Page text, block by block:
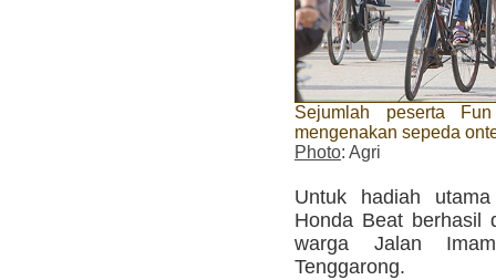
Sejumlah peserta
mengenakan sepeda
Photo: Agri
Untuk hadiah
Honda Beat berhasil
warga Jalan
Tenggarong.